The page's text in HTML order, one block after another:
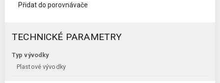
Přidat do porovnávače
TECHNICKÉ PARAMETRY
Typ vývodky
Plastové vývodky